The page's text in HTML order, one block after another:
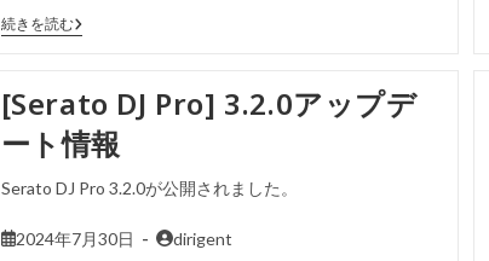
続きを読む
[Serato DJ Pro] 3.2.0アップデ
ート情報
Serato DJ Pro 3.2.0が公開されました。
2024年7月30日 dirigent